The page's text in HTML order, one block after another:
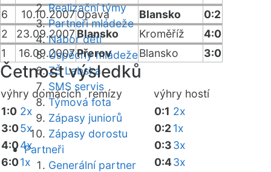
Realizační týmy
Partneři mládeže
Nábor dětí
Úspěchy mládeže
ZŠ Labská
SMS servis
Týmová fota
Zápasy juniorů
Zápasy dorostu
Partneři
Generální partner
6
10.10.2007Opava Blansko
0:2
2
23.09.2007 Blansko Kroměříž
4:0
1
16.09.2007Přerov Blansko 3:0
Četnost výsledků
výhry domácíchremízy výhry hostí
1:0 2x
3:05x
4:04x
6:01x
0:1 2x
0:21x
0:33x
0:43x